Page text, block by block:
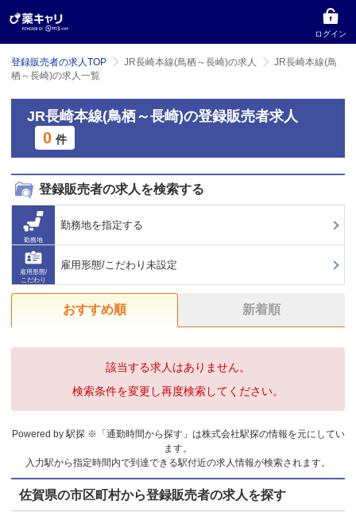
ログイン
登録販売者の求人TOP JR長崎本線(鳥栖～長崎)の求人
JR長崎本線(鳥
栖～長崎)の求人一覧
JR長崎本線(鳥栖～長崎)の登録販売者求人
0 件
登録販売者の求人を検索する
勤務地
勤務地を指定する
雇用形態/
こだわり
雇用形態/こだわり未設定
おすすめ順 新着順
該当する求人はありません。
検索条件を変更し再度検索してください。
Powered by 駅探 ※「通勤時間から探す」は株式会社駅探の情報を元にしてい
ます。
入力駅から指定時間内で到達できる駅付近の求人情報が検索されます。
佐賀県の市区町村から登録販売者の求人を探す